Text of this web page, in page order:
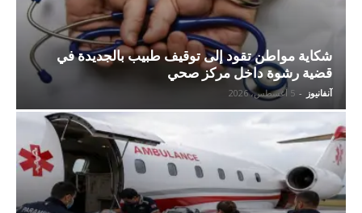
شكاية مواطن تقود إلى توقيف طبيب بالجديدة في
قضية رشوة داخل مركز صحي
آنفانيوز - 5 أغسطس، 2026